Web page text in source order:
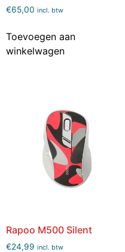
€65,00 incl. btw
Toevoegen aan
winkelwagen
Rapoo M500 Silent
€24,99 incl. btw